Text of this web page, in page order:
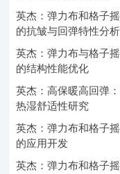
英杰：弹力布和格子
的抗皱与回弹特性分析
英杰：弹力布与格子
的结构性能优化
英杰：高保暖高回弹
热湿舒适性研究
英杰：弹力布和格子
的应用开发
英杰：弹力布和格子